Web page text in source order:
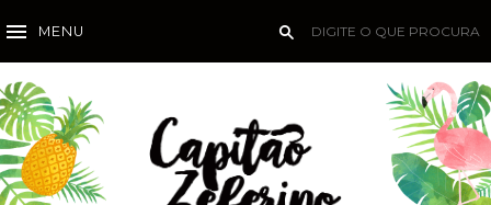
MENU